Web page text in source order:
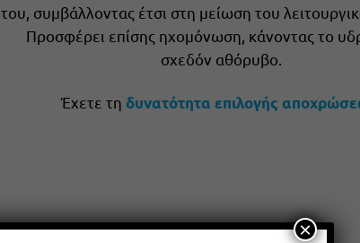
του, συμβάλλοντας έτσι στη μείωση του
Προσφέρει επίσης ηχομόνωση, κάνοντας το
σχεδόν αθόρυβο.
Έχετε τη δυνατότητα επιλογής
×